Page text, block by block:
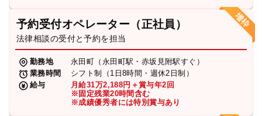
予約受付オペレーター（正社員）
法律相談の受付と予約を担当
勤務地
永田町（永田町駅・赤坂見附駅すぐ）
業務時間
シフト制（1日8時間・週休2日制）
給与
月給31万2,188円＋賞与年2回
※固定残業20時間含む
※成績優秀者には特別賞与あり